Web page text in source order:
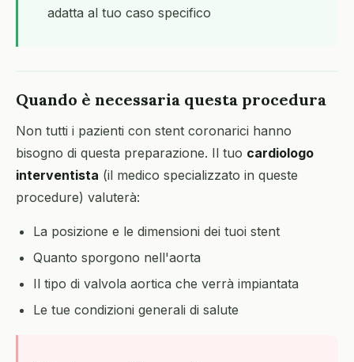
adatta al tuo caso specifico
Quando è necessaria questa procedura
Non tutti i pazienti con stent coronarici hanno
bisogno di questa preparazione. Il tuo cardiologo
interventista (il medico specializzato in queste
procedure) valuterà:
La posizione e le dimensioni dei tuoi stent
Quanto sporgono nell'aorta
Il tipo di valvola aortica che verrà impiantata
Le tue condizioni generali di salute